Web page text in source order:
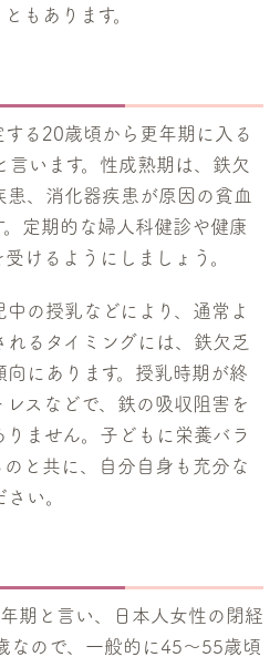
もあります。
る20歳頃から更年期に入る
います。性成熟期は、鉄欠
患、消化器疾患が原因の貧血
定期的な婦人科健診や健康
けるようにしましょう。
の授乳などにより、通常よ
れるタイミングには、鉄欠乏
にあります。授乳時期が終
スなどで、鉄の吸収阻害を
ません。子どもに栄養バラ
と共に、自分自身も充分な
い。
期と言い、日本人女性の閉経
なので、一般的に45～55歳頃